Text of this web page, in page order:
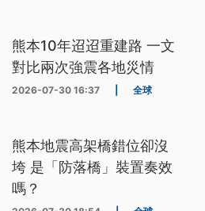
熊本10年迢迢重建路 一文
對比兩次強震各地災情
2026-07-30 16:37 全球
熊本地震高架橋錯位卻沒
垮 是「防落橋」裝置奏效
嗎？